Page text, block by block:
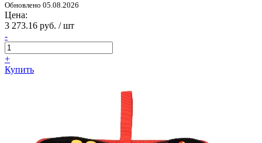
Обновлено 05.08.2026
Цена:
3 273.16 руб. / шт
-
+
Купить